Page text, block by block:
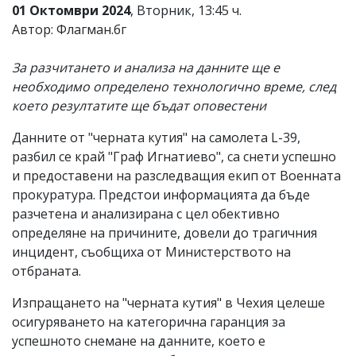
01 Октомври 2024, Вторник, 13:45 ч.
Автор: Флагман.бг
За разчитането и анализа на данните ще е
необходимо определено технологично време, след
което резултатите ще бъдат оповестени
Данните от "черната кутия" на самолета L-39,
разбил се край "Граф Игнатиево", са снети успешно
и предоставени на разследващия екип от Военната
прокуратура. Предстои информацията да бъде
разчетена и анализирана с цел обективно
определяне на причините, довели до трагичния
инцидент, съобщиха от Министерството на
отбраната.
Изпращането на "черната кутия" в Чехия целеше
осигуряването на категорична гаранция за
успешното снемане на данните, което е